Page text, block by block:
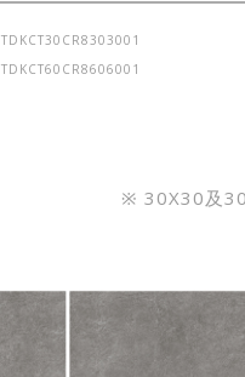
TDKCT30CR8303001
TDKCT60CR8606001
※ 30X30及